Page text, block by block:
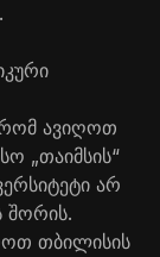
რომ ავიღოთ
„თაიმსის“
არ
შორის.
თბილისის